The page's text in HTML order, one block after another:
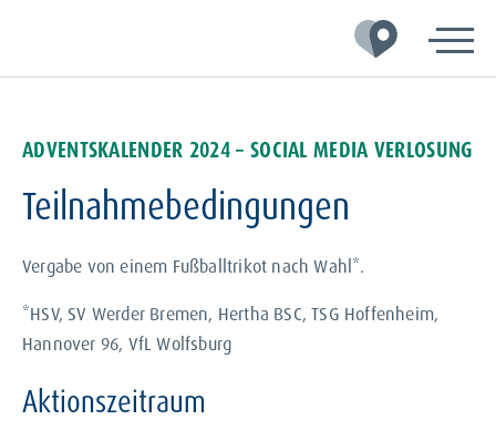
Hauptnavigation
Inhalt
Footer
ADVENTSKALENDER 2024 – SOCIAL MEDIA VERLOSUNG
Teilnahmebedingungen
Vergabe von einem Fußballtrikot nach Wahl*.
*HSV, SV Werder Bremen, Hertha BSC, TSG Hoffenheim,
Hannover 96, VfL Wolfsburg
Aktionszeitraum